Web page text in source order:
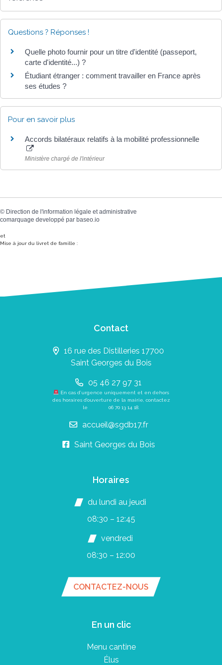
Questions ? Réponses !
Quelle photo fournir pour un titre d'identité (passeport,
carte d'identité...) ?
Étudiant étranger : comment travailler en France après
ses études ?
Pour en savoir plus
Accords bilatéraux relatifs à la mobilité professionnelle
Ministère chargé de l'intérieur
© Direction de l'information légale et administrative
comarquage developpé par baseo.io
et
Mise à jour du livret de famille :
Contact
16 rue des Distilleries 17700
Saint Georges du Bois
05 46 27 97 31
En cas d’urgence uniquement et en dehors
des horaires d’ouverture de la mairie, contactez
le 06 70 13 14 18.
accueil@sgdb17.fr
Saint Georges du Bois
Horaires
du lundi au jeudi
08:30 – 12:45
vendredi
08:30 – 12:00
CONTACTEZ-NOUS
En un clic
Menu cantine
Élus